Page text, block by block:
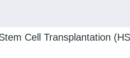
Cell Transplantation